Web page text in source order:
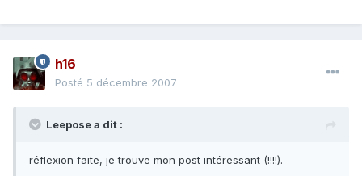
h16
Posté 5 décembre 2007
Leepose a dit :
réflexion faite, je trouve mon post intéressant (!!!!).